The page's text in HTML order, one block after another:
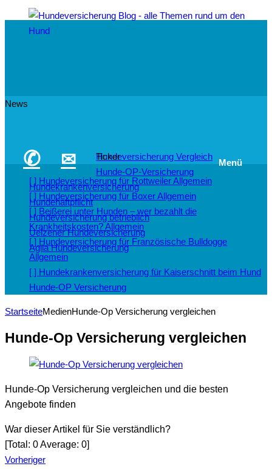
✆ ✉ Menü
Hundeversicherung Vergleich
Hunde-OP-Versicherung
Hundekrankenversicherung
Hundehaftpflicht
Hundeversicherung betrieblich
Uelzener Hundeversicherung
Agila Hundeversicherung
News
Ticker
[ ] Hundeversicherung für RottweilerAllgemein
[ ] Hundeversicherung für BoxerAllgemein
[ ] Beißerei unter Hunden – wer bezahlt die
Krankheitskosten?Allgemein
[ ] Hundeversicherung für Französische Bulldogge
Allgemein
[ ] Hundekrankenversicherung für Kaiserschnitt beim Hund
Hunde-OP Versicherung
StartseiteMedienHunde-Op Versicherung vergleichen
Hunde-Op Versicherung vergleichen
Hunde-Op Versicherung vergleichen und die besten
Angebote finden
War dieser Artikel für Sie verständlich?
[Total: 0Average: 0]
Vorheriger